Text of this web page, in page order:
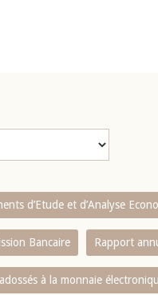
d’Etude et d’Analyse
Bancaire Rapport
à la monnaie